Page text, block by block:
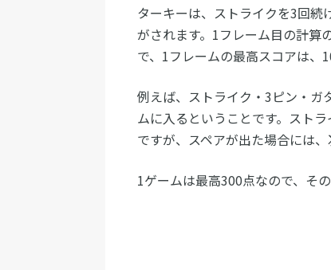
ターキーは、ストライクを3回
がされます。1フレーム目の計算
で、1フレームの最高スコアは、
例えば、ストライク・3ピン・ガ
ムに入るということです。スト
ですが、スペアが出た場合には
1ゲームは最高300点なので、そ